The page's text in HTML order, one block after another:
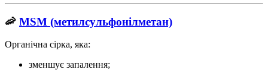
🦐 MSM (метилсульфонілметан)
Органічна сірка, яка:
зменшує запалення;